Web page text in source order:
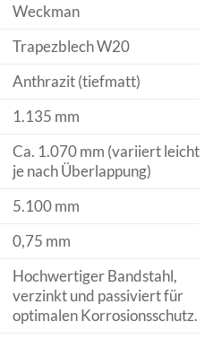
Weckman
Trapezblech W20
Anthrazit (tiefmatt)
1.135 mm
Ca. 1.070 mm (variiert leicht
je nach Überlappung)
5.100 mm
0,75 mm
Hochwertiger Bandstahl,
verzinkt und passiviert für
optimalen Korrosionsschutz.